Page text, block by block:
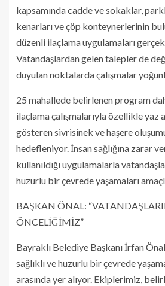
kapsamında cadde ve sokaklar,
kenarları ve çöp konteynerlerinin
düzenli ilaçlama uygulamaları
Vatandaşlardan gelen talepler de
duyulan noktalarda çalışmalar
25 mahallede belirlenen program
ilaçlama çalışmalarıyla özellikle yaz
gösteren sivrisinek ve haşere
hedefleniyor. İnsan sağlığına zarar
kullanıldığı uygulamalarla
huzurlu bir çevrede yaşamaları
BAŞKAN ÖNAL:
ÖNCELİĞİMİZ”
Bayraklı Belediye Başkanı İrfan
sağlıklı ve huzurlu bir çevrede
arasında yer alıyor. Ekiplerimiz,